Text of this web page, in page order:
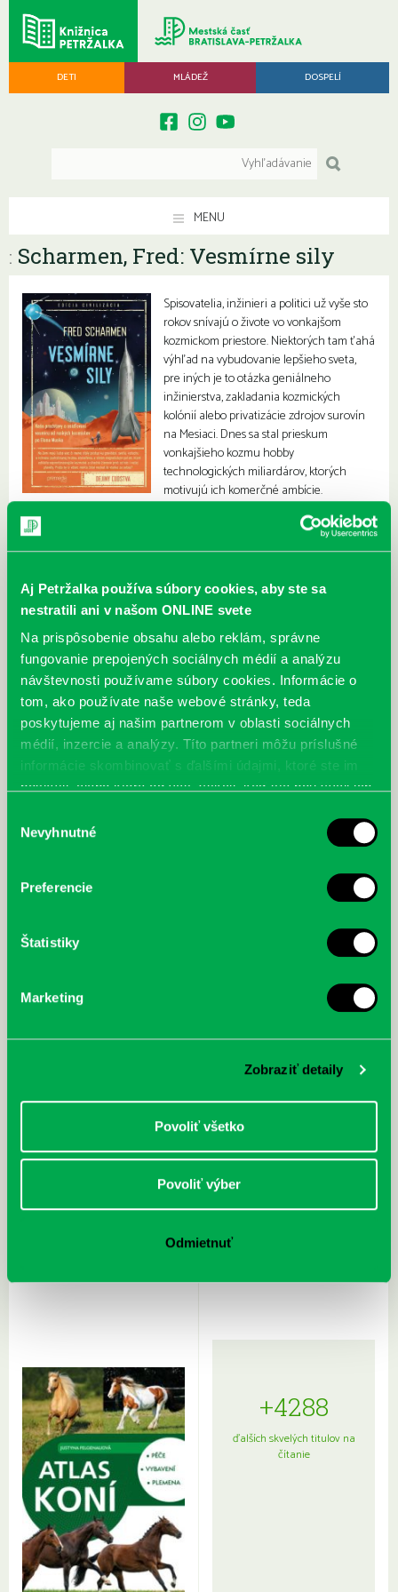
Aj Petržalka používa súbory cookies, aby ste sa
nestratili ani v našom ONLINE svete
Na prispôsobenie obsahu alebo reklám, správne
fungovanie prepojených sociálnych médií a analýzu
návštevnosti používame súbory cookies. Informácie o
tom, ako používate naše webové stránky, teda
poskytujeme aj našim partnerom v oblasti sociálnych
médií, inzercie a analýzy. Títo partneri môžu príslušné
informácie skombinovať s ďalšími údajmi, ktoré ste im
poskytli, alebo ktoré od vás získali, keď ste používali ich
súhlasu
Nevyhnutné
Preferencie
Štatistiky
Marketing
Zobraziť detaily
Povoliť všetko
Povoliť výber
Odmietnuť
DETI MLÁDEŽ DOSPELÍ
MENU
: Scharmen, Fred: Vesmírne sily
Spisovatelia, inžinieri a politici už vyše sto
rokov snívajú o živote vo vonkajšom
kozmickom priestore. Niektorých tam ťahá
výhľad na vybudovanie lepšieho sveta,
pre iných je to otázka geniálneho
inžinierstva, zakladania kozmických
kolónií alebo privatizácie zdrojov surovín
na Mesiaci. Dnes sa stal prieskum
vonkajšieho kozmu hobby
technologických miliardárov, ktorých
motivujú ich komerčné ambície.
cyklistu modernej doby:
Rudź, Przemyslaw: Atlas hviezd:
Sprievodca po hviezdnej oblohe
Hardy, Paula: Japonsko na tanieri:
kompletný sprievodca
+4288
ďalších skvelých titulov na
čítanie